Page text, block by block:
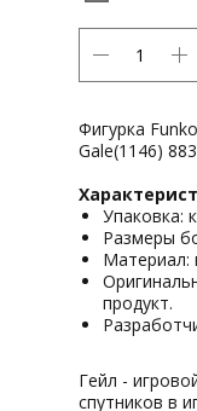
Фигурка
Gale(1146)
Упаковка:
Размеры
Материал:
продукт.
Гейл -
спутников в